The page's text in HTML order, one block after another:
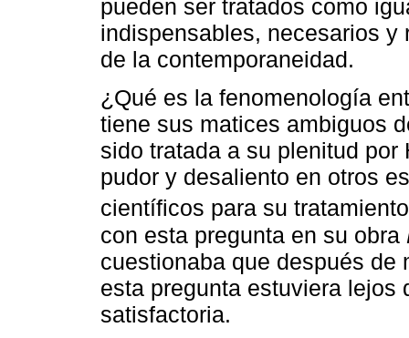
pueden ser tratados como
indispensables, necesarios
de la contemporaneidad.
¿Qué es la fenomenología
tiene sus matices ambiguos
sido tratada a su plenitud
pudor y desaliento en otros
científicos para su
con esta pregunta en su obra
cuestionaba que después
esta pregunta estuviera lejos
satisfactoria.